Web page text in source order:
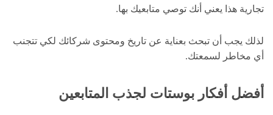
تجارية هذا يعني أنك توصي متابعيك بها.
لذلك يجب أن تبحث بعناية عن تاريخ ومحتوى شركائك لكي تتجنب
أي مخاطر لسمعتك.
أفضل أفكار بوستات لجذب المتابعين